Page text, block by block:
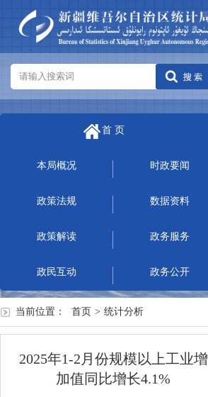
首 页
本局概况 时政要闻
政策法规 数据资料
政策解读 政务服务
政民互动 政务公开
当前位置： 首页 > 统计分析
2025年1-2月份规模以上工业增
加值同比增长4.1%